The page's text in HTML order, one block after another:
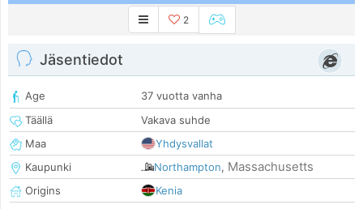
2
Jäsentiedot
Age
37 vuotta vanha
Täällä
Vakava suhde
Maa
Yhdysvallat
Kaupunki
Northampton, Massachusetts
Origins
Kenia